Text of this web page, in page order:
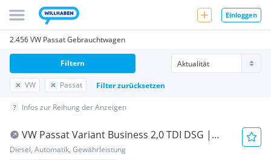
Einloggen
2.456 VW Passat Gebrauchtwagen
VW Passat Filter zurücksetzen
Filtern
Infos zur Reihung der Anzeigen
VW Passat Variant Business 2,0 TDI DSG |
VIRTUAL*N...
Diesel, Automatik, Gewährleistung